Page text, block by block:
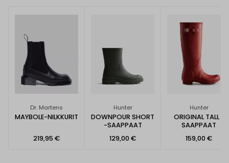
Dr. Martens
MAYBOLE-NILKKURIT
219,95 €
Hunter
DOWNPOUR SHORT
-SAAPPAAT
129,00 €
Hunter
ORIGINAL TALL -
SAAPPAAT
159,00 €